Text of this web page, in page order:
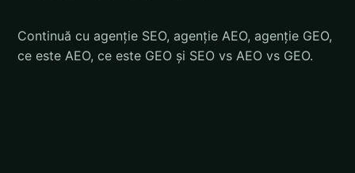
Continuă cu agenție SEO, agenție AEO, agenție GEO,
ce este AEO, ce este GEO și SEO vs AEO vs GEO.